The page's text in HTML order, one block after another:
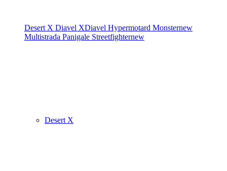
Desert X Diavel XDiavel Hypermotard Monsternew
Multistrada Panigale Streetfighternew
Desert X